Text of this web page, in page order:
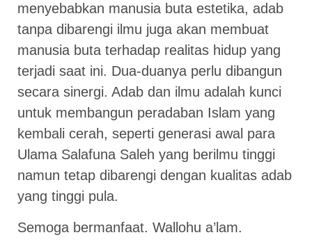
menyebabkan manusia buta estetika, adab
tanpa dibarengi ilmu juga akan membuat
manusia buta terhadap realitas hidup yang
terjadi saat ini. Dua-duanya perlu dibangun
secara sinergi. Adab dan ilmu adalah kunci
untuk membangun peradaban Islam yang
kembali cerah, seperti generasi awal para
Ulama Salafuna Saleh yang berilmu tinggi
namun tetap dibarengi dengan kualitas adab
yang tinggi pula.
Semoga bermanfaat. Wallohu a’lam.